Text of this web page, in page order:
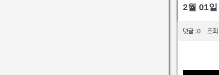
2월 01
댓글 :0 조